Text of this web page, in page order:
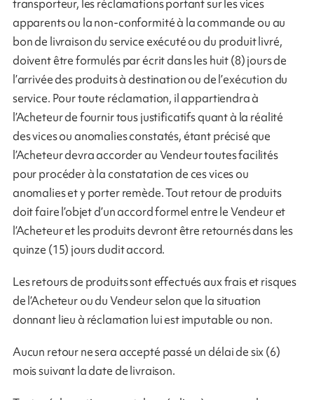
transporteur, les réclamations portant sur les vices
apparents ou la non-conformité à la commande ou au
bon de livraison du service exécuté ou du produit livré,
doivent être formulés par écrit dans les huit (8) jours de
l’arrivée des produits à destination ou de l’exécution du
service. Pour toute réclamation, il appartiendra à
l’Acheteur de fournir tous justificatifs quant à la réalité
des vices ou anomalies constatés, étant précisé que
l’Acheteur devra accorder au Vendeur toutes facilités
pour procéder à la constatation de ces vices ou
anomalies et y porter remède. Tout retour de produits
doit faire l’objet d’un accord formel entre le Vendeur et
l’Acheteur et les produits devront être retournés dans les
quinze (15) jours dudit accord.
Les retours de produits sont effectués aux frais et risques
de l’Acheteur ou du Vendeur selon que la situation
donnant lieu à réclamation lui est imputable ou non.
Aucun retour ne sera accepté passé un délai de six (6)
mois suivant la date de livraison.